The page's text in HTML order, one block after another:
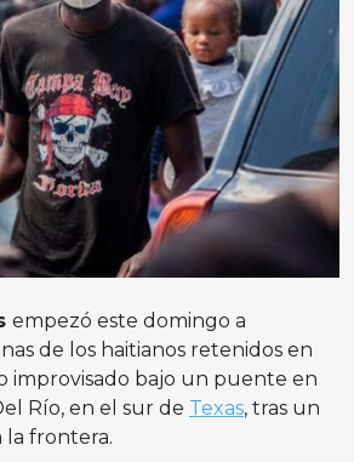
empezó este domingo a
de los haitianos retenidos en
improvisado bajo un puente en
Río, en el sur de Texas, tras un
la frontera.